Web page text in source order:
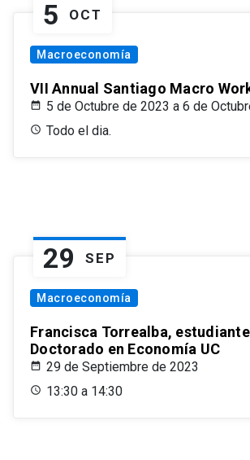
5 OCT
Macroeconomía
VII Annual Santiago Macro
5 de Octubre de 2023 a 6 de
Todo el dia.
29 SEP
Macroeconomía
Francisca Torrealba,
Doctorado en Economía UC
29 de Septiembre de 2023
13:30 a 14:30